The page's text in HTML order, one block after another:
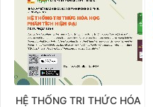
HỆ THỐNG TRI THỨC HÓA